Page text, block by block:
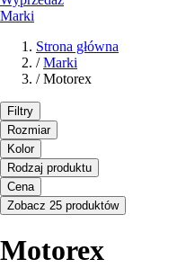
Marki
Strona główna
/ Marki
/ Motorex
Filtry
Rozmiar
Kolor
Rodzaj produktu
Cena
Zobacz 25 produktów
Motorex